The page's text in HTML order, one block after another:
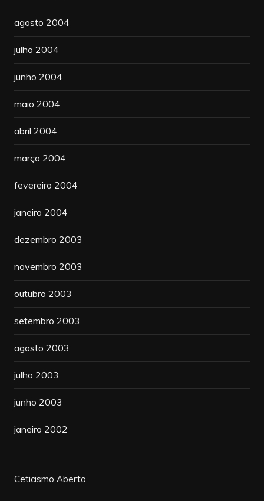
agosto 2004
julho 2004
junho 2004
maio 2004
abril 2004
março 2004
fevereiro 2004
janeiro 2004
dezembro 2003
novembro 2003
outubro 2003
setembro 2003
agosto 2003
julho 2003
junho 2003
janeiro 2002
Ceticismo Aberto